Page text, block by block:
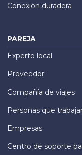
Conexión duradera
PAREJA
Experto local
Proveedor
Compañía de viajes
Personas que
Empresas
Centro de soporte